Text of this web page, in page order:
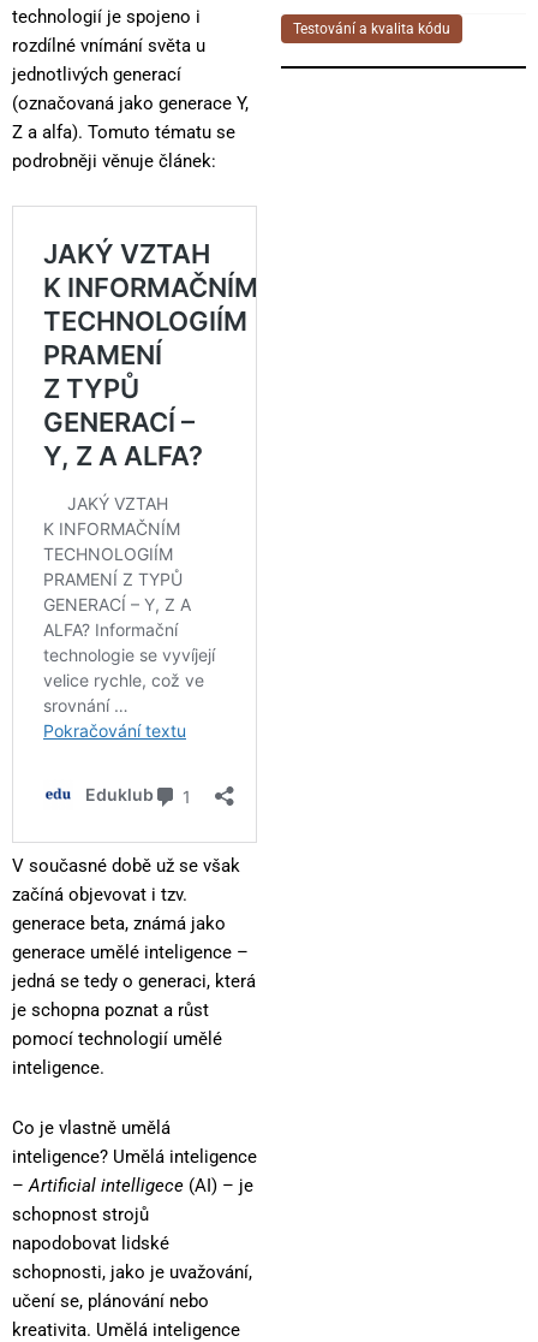
technologií je spojeno i
rozdílné vnímání světa u
jednotlivých generací
(označovaná jako generace Y,
Z a alfa). Tomuto tématu se
podrobněji věnuje článek:
V současné době už se však
začíná objevovat i tzv.
generace beta, známá jako
generace umělé inteligence –
jedná se tedy o generaci, která
je schopna poznat a růst
pomocí technologií umělé
inteligence.
Co je vlastně umělá
inteligence? Umělá inteligence
–Artificial intelligece (AI) – je
schopnost strojů
napodobovat lidské
schopnosti, jako je uvažování,
učení se, plánování nebo
kreativita. Umělá inteligence
Testování a kvalita kódu